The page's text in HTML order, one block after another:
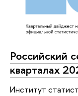
Российский
кварталах
Институт